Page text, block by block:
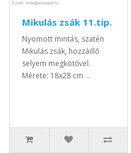
Mikulás zsák 11.tip.
Nyomott mintás, szatén
Mikulás zsák, hozzáillő
selyem megkötővel.
Mérete: 18x28 cm ..